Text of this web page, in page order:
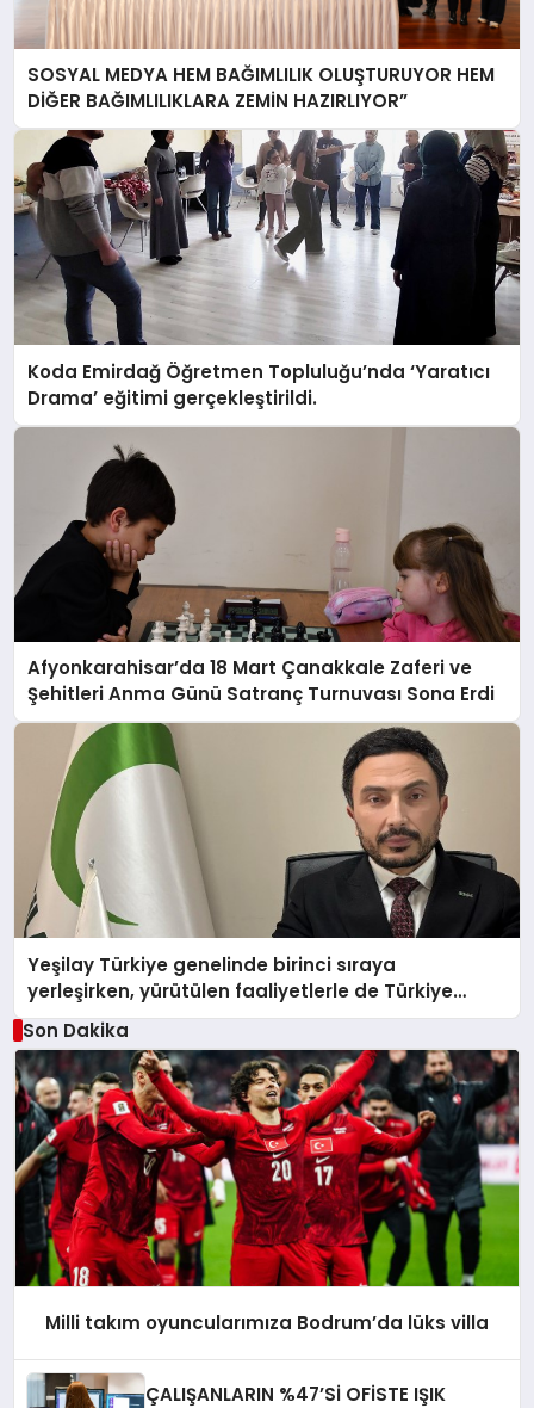
SOSYAL MEDYA HEM BAĞIMLILIK OLUŞTURUYOR HEM
DİĞER BAĞIMLILIKLARA ZEMİN HAZIRLIYOR”
Koda Emirdağ Öğretmen Topluluğu’nda ‘Yaratıcı
Drama’ eğitimi gerçekleştirildi.
Afyonkarahisar’da 18 Mart Çanakkale Zaferi ve
Şehitleri Anma Günü Satranç Turnuvası Sona Erdi
Yeşilay Türkiye genelinde birinci sıraya
yerleşirken, yürütülen faaliyetlerle de Türkiye
üçüncüsü oldu.
Son Dakika
Milli takım oyuncularımıza Bodrum’da lüks villa
ÇALIŞANLARIN %47’Sİ OFİSTE IŞIK